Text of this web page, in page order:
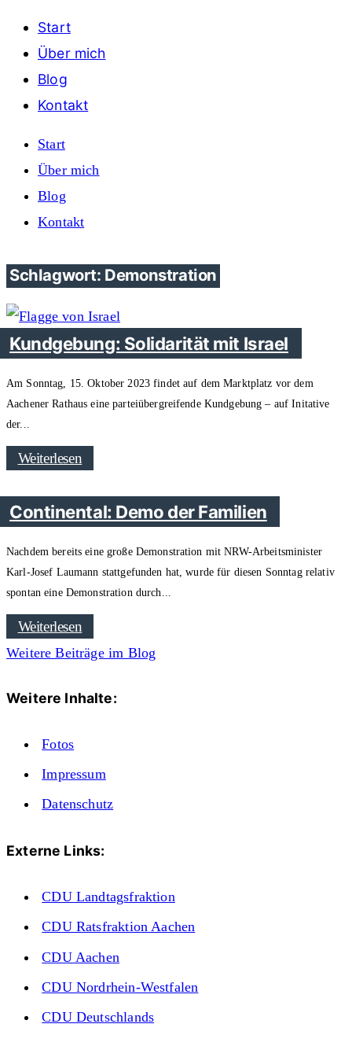
Start
Über mich
Blog
Kontakt
Start
Über mich
Blog
Kontakt
Schlagwort: Demonstration
Kundgebung: Solidarität mit Israel
Am Sonntag, 15. Oktober 2023 findet auf dem Marktplatz vor dem
Aachener Rathaus eine parteiübergreifende Kundgebung – auf Initative
der
Weiterlesen
Continental: Demo der Familien
Nachdem bereits eine große Demonstration mit NRW-Arbeitsminister
Karl-Josef Laumann stattgefunden hat, wurde für diesen Sonntag relativ
spontan eine Demonstration durch
Weiterlesen
Weitere Beiträge im Blog
Weitere Inhalte:
Fotos
Impressum
Datenschutz
Externe Links:
CDU Landtagsfraktion
CDU Ratsfraktion Aachen
CDU Aachen
CDU Nordrhein-Westfalen
CDU Deutschlands